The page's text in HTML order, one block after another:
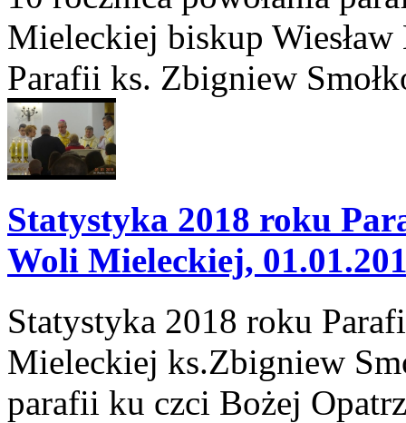
Mieleckiej biskup
Parafii ks. Zbigniew
Statystyka 2018 roku
Woli Mieleckiej,
Statystyka 2018 roku
Mieleckiej ks.Zbigniew
parafii ku czci Bożej